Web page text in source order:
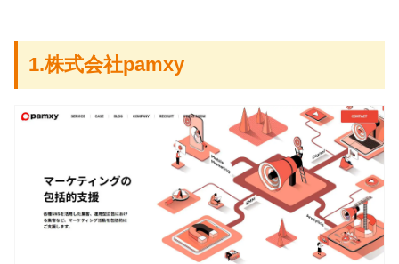
1.株式会社pamxy